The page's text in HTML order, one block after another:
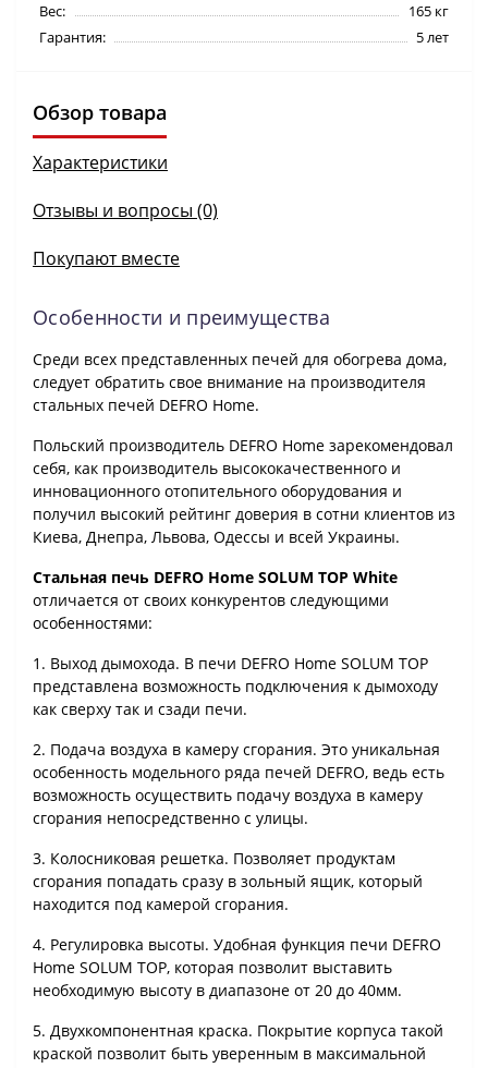
Вес:
165 кг
Гарантия:
5 лет
Обзор товара
Характеристики
Отзывы и вопросы (0)
Покупают вместе
Особенности и преимущества
Среди всех представленных печей для обогрева дома,
следует обратить свое внимание на производителя
стальных печей DEFRO Home.
Польский производитель DEFRO Home зарекомендовал
себя, как производитель высококачественного и
инновационного отопительного оборудования и
получил высокий рейтинг доверия в сотни клиентов из
Киева, Днепра, Львова, Одессы и всей Украины.
Стальная печь DEFRO Home SOLUM TOP White
отличается от своих конкурентов следующими
особенностями:
1. Выход дымохода. В печи DEFRO Home SOLUM TOP
представлена ​​возможность подключения к дымоходу
как сверху так и сзади печи.
2. Подача воздуха в камеру сгорания. Это уникальная
особенность модельного ряда печей DEFRO, ведь есть
возможность осуществить подачу воздуха в камеру
сгорания непосредственно с улицы.
3. Колосниковая решетка. Позволяет продуктам
сгорания попадать сразу в зольный ящик, который
находится под камерой сгорания.
4. Регулировка высоты. Удобная функция печи DEFRO
Home SOLUM TOP, которая позволит выставить
необходимую высоту в диапазоне от 20 до 40мм.
5. Двухкомпонентная краска. Покрытие корпуса такой
краской позволит быть уверенным в максимальной